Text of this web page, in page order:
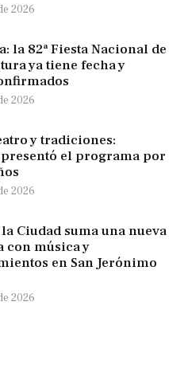
2026
la 82ª Fiesta Nacional de
ya tiene fecha y
2026
y tradiciones:
el programa por
2026
Ciudad suma una nueva
con música y
en San Jerónimo
2026